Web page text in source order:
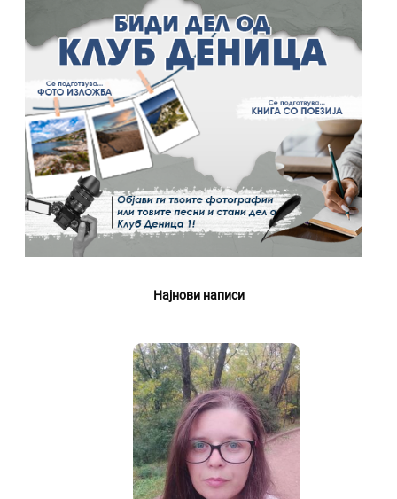
Најнови написи